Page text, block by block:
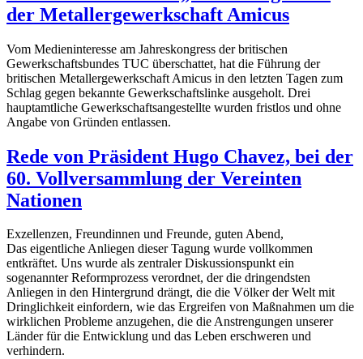
der Metallergewerkschaft Amicus
Vom Medieninteresse am Jahreskongress der britischen
Gewerkschaftsbundes TUC überschattet, hat die Führung der
britischen Metallergewerkschaft Amicus in den letzten Tagen zum
Schlag gegen bekannte Gewerkschaftslinke ausgeholt. Drei
hauptamtliche Gewerkschaftsangestellte wurden fristlos und ohne
Angabe von Gründen entlassen.
Rede von Präsident Hugo Chavez, bei der
60. Vollversammlung der Vereinten
Nationen
Exzellenzen, Freundinnen und Freunde, guten Abend,
Das eigentliche Anliegen dieser Tagung wurde vollkommen
entkräftet. Uns wurde als zentraler Diskussionspunkt ein
sogenannter Reformprozess verordnet, der die dringendsten
Anliegen in den Hintergrund drängt, die die Völker der Welt mit
Dringlichkeit einfordern, wie das Ergreifen von Maßnahmen um die
wirklichen Probleme anzugehen, die die Anstrengungen unserer
Länder für die Entwicklung und das Leben erschweren und
verhindern.